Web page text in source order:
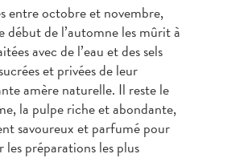
entre octobre et novembre,
début de l’automne les mûrit à
avec de l’eau et des sels
et privées de leur
amère naturelle. Il reste le
la pulpe riche et abondante,
savoureux et parfumé pour
les préparations les plus